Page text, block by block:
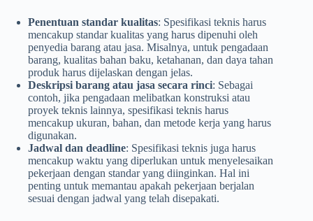
Penentuan standar kualitas: Spesifikasi teknis harus
mencakup standar kualitas yang harus dipenuhi oleh
penyedia barang atau jasa. Misalnya, untuk pengadaan
barang, kualitas bahan baku, ketahanan, dan daya tahan
produk harus dijelaskan dengan jelas.
Deskripsi barang atau jasa secara rinci: Sebagai
contoh, jika pengadaan melibatkan konstruksi atau
proyek teknis lainnya, spesifikasi teknis harus
mencakup ukuran, bahan, dan metode kerja yang harus
digunakan.
Jadwal dan deadline: Spesifikasi teknis juga harus
mencakup waktu yang diperlukan untuk menyelesaikan
pekerjaan dengan standar yang diinginkan. Hal ini
penting untuk memantau apakah pekerjaan berjalan
sesuai dengan jadwal yang telah disepakati.